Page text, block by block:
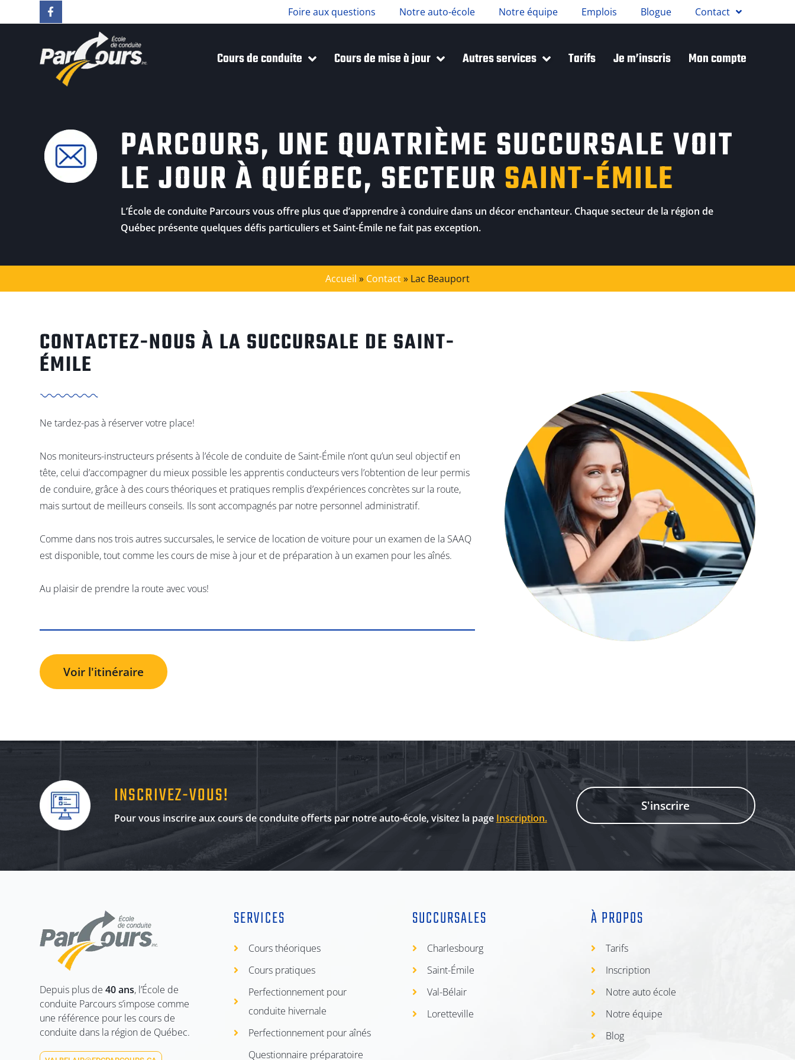
Foire aux questions Notre auto-école Notre équipe Emplois Blogue Contact
Cours de conduite Cours de mise à jour Autres services Tarifs Je m’inscris Mon compte
PARCOURS, UNE QUATRIÈME SUCCURSALE VOIT
LE JOUR À QUÉBEC, SECTEUR SAINT-ÉMILE
L’École de conduite Parcours vous offre plus que d’apprendre à conduire dans un décor enchanteur. Chaque secteur de la région de
Québec présente quelques défis particuliers et Saint-Émile ne fait pas exception.
Accueil » Contact» Lac Beauport
CONTACTEZ-NOUS À LA SUCCURSALE DE SAINT-
ÉMILE
Ne tardez-pas à réserver votre place!
Nos moniteurs-instructeurs présents à l’école de conduite de Saint-Émile n’ont qu’un seul objectif en
tête, celui d’accompagner du mieux possible les apprentis conducteurs vers l’obtention de leur permis
de conduire, grâce à des cours théoriques et pratiques remplis d’expériences concrètes sur la route,
mais surtout de meilleurs conseils. Ils sont accompagnés par notre personnel administratif.
Comme dans nos trois autres succursales, le service de location de voiture pour un examen de la SAAQ
est disponible, tout comme les cours de mise à jour et de préparation à un examen pour les aînés.
Au plaisir de prendre la route avec vous!
Voir l'itinéraire
INSCRIVEZ-VOUS!
Pour vous inscrire aux cours de conduite offerts par notre auto-école, visitez la page Inscription.
S'inscrire
Depuis plus de40 ans, l’École de
conduite Parcours s’impose comme
une référence pour les cours de
conduite dans la région de Québec.
SERVICES
Cours théoriques
Cours pratiques
Perfectionnement pour
conduite hivernale
Perfectionnement pour aînés
Questionnaire préparatoire
SUCCURSALES
Charlesbourg
Saint-Émile
Val-Bélair
Loretteville
À PROPOS
Tarifs
Inscription
Notre auto école
Notre équipe
Blog